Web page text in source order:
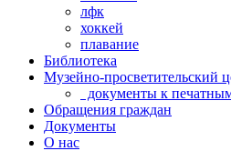
лфк
хоккей
плавание
Библиотека
Музейно-просветительский
документы к
Обращения граждан
Документы
О нас